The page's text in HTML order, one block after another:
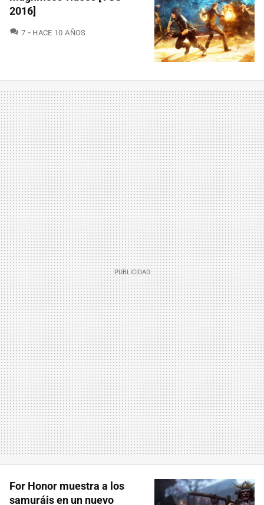
2016]
7 COMENTARIOS
HACE 10 AÑOS
For Honor muestra a los
samuráis en un nuevo